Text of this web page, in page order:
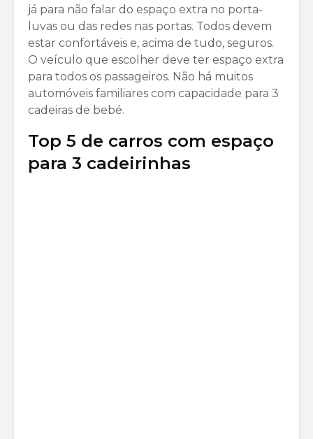
já para não falar do espaço extra no porta-
luvas ou das redes nas portas. Todos devem
estar confortáveis e, acima de tudo, seguros.
O veículo que escolher deve ter espaço extra
para todos os passageiros. Não há muitos
automóveis familiares com capacidade para 3
cadeiras de bebé.
Top 5 de carros com espaço
para 3 cadeirinhas